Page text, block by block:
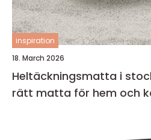
inspiration
18. March 2026
Heltäckningsmatta i stockholm så
rätt matta för hem och